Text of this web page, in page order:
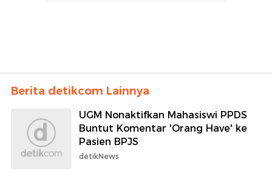
Berita detikcom Lainnya
UGM Nonaktifkan Mahasiswi PPDS
Buntut Komentar 'Orang Have' ke
Pasien BPJS
detikNews